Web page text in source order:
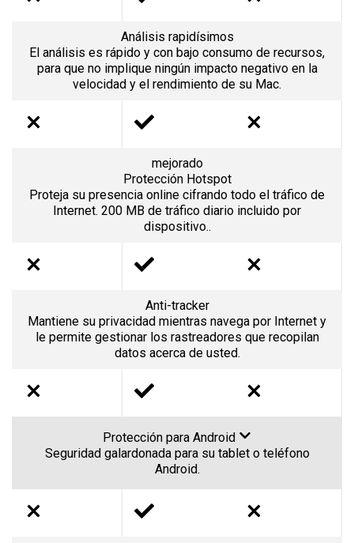
Análisis rapidísimos
El análisis es rápido y con bajo consumo de recursos,
para que no implique ningún impacto negativo en la
velocidad y el rendimiento de su Mac.
mejorado
Protección Hotspot
Proteja su presencia online cifrando todo el tráfico de
Internet. 200 MB de tráfico diario incluido por
dispositivo..
Anti-tracker
Mantiene su privacidad mientras navega por Internet y
le permite gestionar los rastreadores que recopilan
datos acerca de usted.
Protección para Android
Seguridad galardonada para su tablet o teléfono
Android.